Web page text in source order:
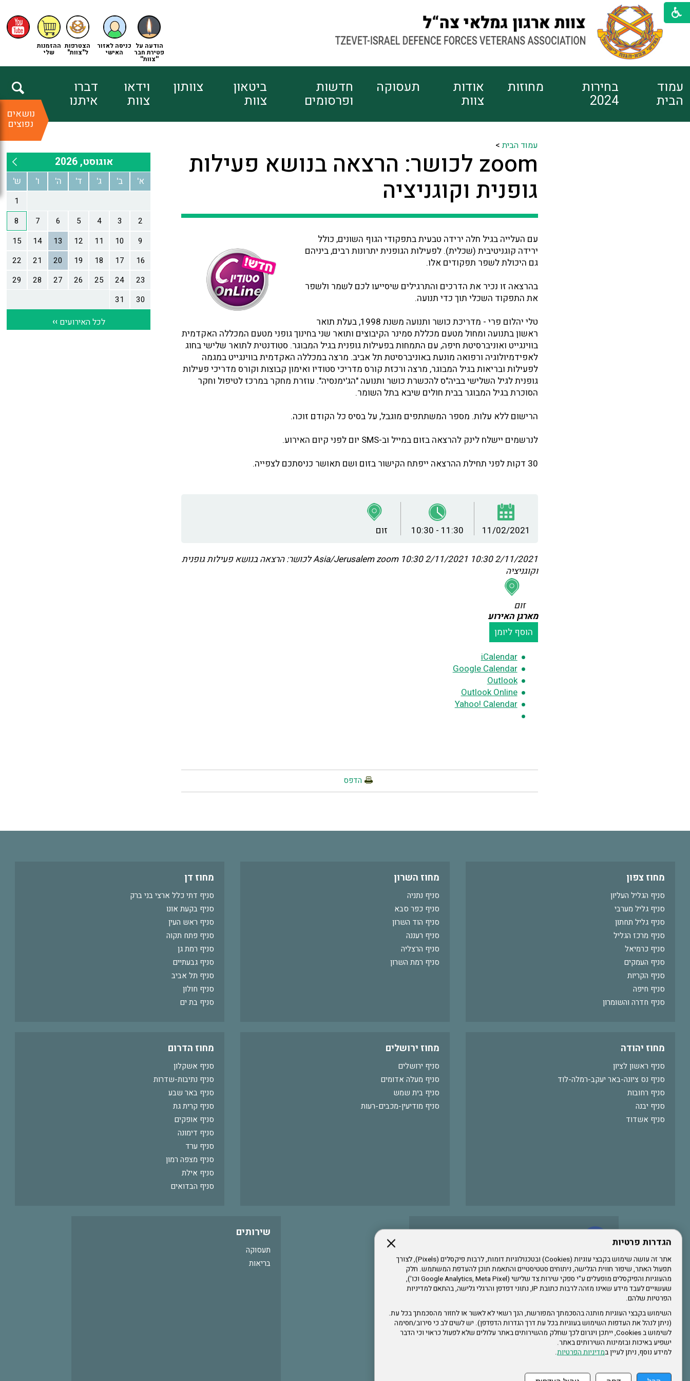
הגדרות פרטיות
אתר זה עושה שימוש בקבצי עוגיות (Cookies) ובטכנולוגיות דומות, לרבות פיקסלים (Pixels), לצורך
תפעול האתר, שיפור חווית הגלישה, ניתוחים סטטיסטיים והתאמת תוכן להעדפת המשתמש. חלק
מהעוגיות והפיקסלים מופעלים ע"י ספקי שירות צד שלישי (Google Analytics, Meta Pixel וכו'),
שעשויים לעבד מידע שאינו מזהה לרבות כתובת IP, נתוני דפדפן והרגלי גלישה, בהתאם למדיניות
הפרטיות שלהם.
השימוש בקבצי העוגיות מותנה בהסכמתך המפורשת, הנך רשאי לא לאשר או לחזור מהסכמתך בכל עת.
(ניתן לנהל את העדפות השימוש בעוגיות בכל עת דרך הגדרות הדפדפן). יש לשים לב כי סירוב/חסימה
לשימוש ב Cookies, ייתכן ויגרום לכך שחלק מהשירותים באתר עלולים שלא לפעול כראוי וכי הדבר
ישפיע באיכות ובזמינות השירותים באתר.
למידע נוסף, ניתן לעיין במדיניות הפרטיות.
ההזמנות
שלי
הצטרפות
ל"צוות"
כניסה לאזור
האישי
הודעה על
פטירת חבר
''צוות''
עמוד
הבית
בחירות
2024
מחוזות אודות
צוות
תעסוקה חדשות
ופרסומים
ביטאון
צוות
צוותון וידאו
צוות
דברו
איתנו
נושאים
נפוצים
עמוד הבית>
zoom לכושר: הרצאה בנושא פעילות
גופנית וקוגניציה
עם העלייה בגיל חלה ירידה טבעית בתפקודי הגוף השונים, כולל
ירידה קוגניטיבית (שכלית). לפעילות הגופנית יתרונות רבים, ביניהם
גם היכולת לשפר תפקודים אלו.
בהרצאה זו נכיר את הדרכים והתרגילים שיסייעו לכם לשמר ולשפר
את התפקוד השכלי תוך כדי תנועה.
טלי יהלום פרי - מדריכת כושר ותנועה משנת 1998, בעלת תואר
ראשון בתנועה ומחול מטעם מכללת סמינר הקיבוצים ותואר שני בחינוך גופני מטעם המכללה האקדמית
בווינגייט ואוניברסיטת חיפה, עם התמחות בפעילות גופנית בגיל המבוגר. סטודנטית לתואר שלישי בחוג
לאפידמיולוגיה ורפואה מונעת באוניברסיטת תל אביב. מרצה במכללה האקדמית בווינגייט במגמה
לפעילות ובריאות בגיל המבוגר, מרצה ורכזת קורס מדריכי סטודיו ואימון קבוצות וקורס מדריכי פעילות
גופנית לגיל השלישי בביה"ס להכשרת כושר ותנועה "הג'ימנסיה". עוזרת מחקר במרכז לטיפול וחקר
הסוכרת בגיל המבוגר בבית חולים שיבא בתל השומר.
הרישום ללא עלות. מספר המשתתפים מוגבל, על בסיס כל הקודם זוכה.
לנרשמים יישלח לינק להרצאה בזום במייל וב-SMS יום לפני קיום האירוע.
30 דקות לפני תחילת ההרצאה ייפתח הקישור בזום ושם תאושר כניסתכם לצפייה.
11/02/2021
10:30 - 11:30 זום
2/11/2021 10:30
2/11/2021 10:30
Asia/Jerusalemzoom לכושר: הרצאה בנושא פעילות גופנית
וקוגניציה
זום
מארגן האירוע
הוסף ליומן
iCalendar
Google Calendar
Outlook
Outlook Online
Yahoo! Calendar
הדפס
מחוז צפון
סניף הגליל העליון
סניף גליל מערבי
סניף גליל תחתון
סניף מרכז הגליל
סניף כרמיאל
סניף העמקים
סניף הקריות
סניף חיפה
סניף חדרה והשומרון
מחוז השרון
סניף נתניה
סניף כפר סבא
סניף הוד השרון
סניף רעננה
סניף הרצליה
סניף רמת השרון
מחוז דן
סניף דתי כלל ארצי בני ברק
סניף בקעת אונו
סניף ראש העין
סניף פתח תקוה
סניף רמת גן
סניף גבעתיים
סניף תל אביב
סניף חולון
סניף בת ים
מחוז יהודה
סניף ראשון לציון
סניף נס ציונה-באר יעקב-רמלה-לוד
סניף רחובות
סניף יבנה
סניף אשדוד
מחוז ירושלים
סניף ירושלים
סניף מעלה אדומים
סניף בית שמש
סניף מודיעין-מכבים-רעות
מחוז הדרום
סניף אשקלון
סניף נתיבות-שדרות
סניף באר שבע
סניף קרית גת
סניף אופקים
סניף דימונה
סניף ערד
סניף מצפה רמון
סניף אילת
סניף הבדואים
הרשמו לערוץ היוטיוב שלנו
אתר צה"ל
שירותים
תעסוקה
בריאות